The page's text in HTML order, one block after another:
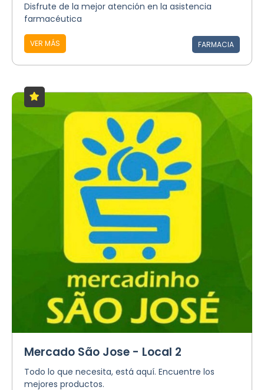
Disfrute de la mejor atención en la asistencia
farmacéutica
VER MÁS FARMACIA
Mercado São Jose - Local 2
Todo lo que necesita, está aquí. Encuentre los
mejores productos.